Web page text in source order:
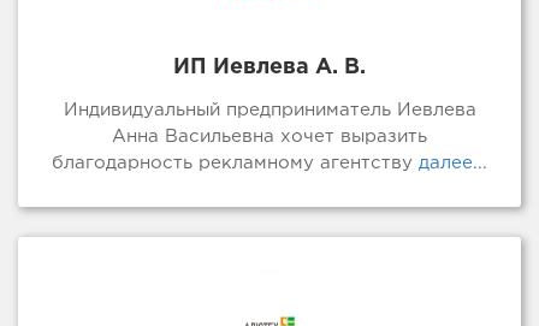
ИП Иевлева А. В.
Индивидуальный предприниматель Иевлева
Анна Васильевна хочет выразить
благодарность рекламному агентству далее...